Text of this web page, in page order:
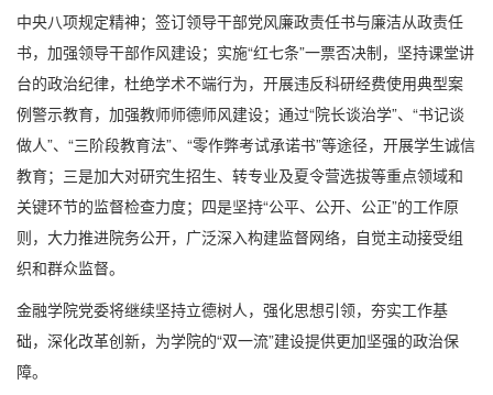
中央八项规定精神；签订领导干部党风廉政责任书与廉洁从政责任
书，加强领导干部作风建设；实施“红七条”一票否决制，坚持课堂讲
台的政治纪律，杜绝学术不端行为，开展违反科研经费使用典型案
例警示教育，加强教师师德师风建设；通过“院长谈治学”、“书记谈
做人”、“三阶段教育法”、“零作弊考试承诺书”等途径，开展学生诚信
教育；三是加大对研究生招生、转专业及夏令营选拔等重点领域和
关键环节的监督检查力度；四是坚持“公平、公开、公正”的工作原
则，大力推进院务公开，广泛深入构建监督网络，自觉主动接受组
织和群众监督。
金融学院党委将继续坚持立德树人，强化思想引领，夯实工作基
础，深化改革创新，为学院的“双一流”建设提供更加坚强的政治保
障。